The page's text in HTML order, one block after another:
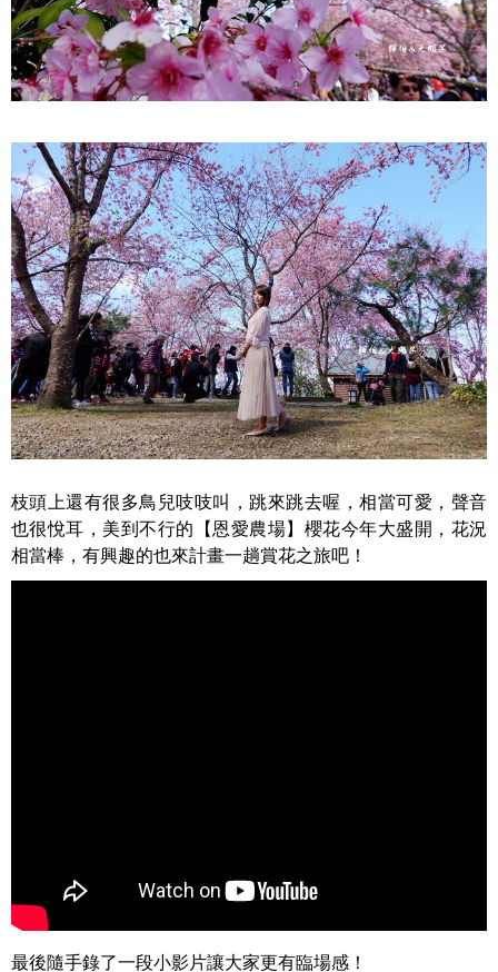
枝頭上還有很多鳥兒吱吱叫，跳來跳去喔，相當可愛，聲音
也很悅耳，美到不行的【恩愛農場】櫻花今年大盛開，花況
相當棒，有興趣的也來計畫一趟賞花之旅吧！
最後隨手錄了一段小影片讓大家更有臨場感！